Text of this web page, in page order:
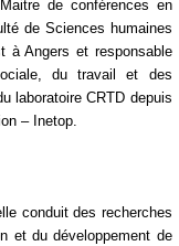
de conférences en
de Sciences humaines
à Angers et responsable
du travail et des
laboratoire CRTD depuis
– Inetop.
conduit des recherches
et du développement de